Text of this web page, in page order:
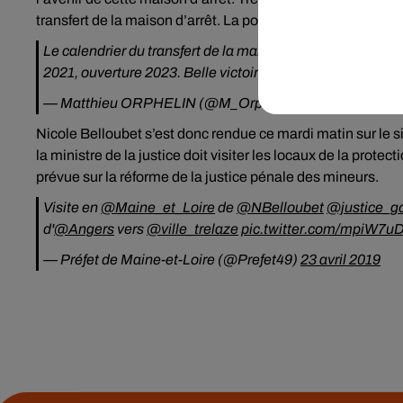
transfert de la maison d’arrêt. La pose de la première
Le calendrier du transfert de la maison d'arrêt est
2021, ouverture 2023. Belle victoire collective pour
— Matthieu ORPHELIN (@M_Orphelin)
Nicole Belloubet s’est donc rendue ce mardi matin sur le
la ministre de la justice doit visiter les locaux de la
prévue sur la réforme de la justice pénale des mineurs.
Visite en @Maine_et_Loirede @NBelloubet
d'@Angers vers @ville_trelazepic.twitter.com/
— Préfet de Maine-et-Loire (@Prefet49) 23 avril 2019